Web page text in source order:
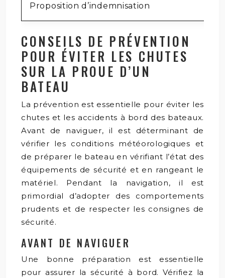
Proposition d’indemnisation
CONSEILS DE PRÉVENTION
POUR ÉVITER LES CHUTES
SUR LA PROUE D’UN
BATEAU
La prévention est essentielle pour éviter les
chutes et les accidents à bord des bateaux.
Avant de naviguer, il est déterminant de
vérifier les conditions météorologiques et
de préparer le bateau en vérifiant l’état des
équipements de sécurité et en rangeant le
matériel. Pendant la navigation, il est
primordial d’adopter des comportements
prudents et de respecter les consignes de
sécurité.
AVANT DE NAVIGUER
Une bonne préparation est essentielle
pour assurer la sécurité à bord. Vérifiez la